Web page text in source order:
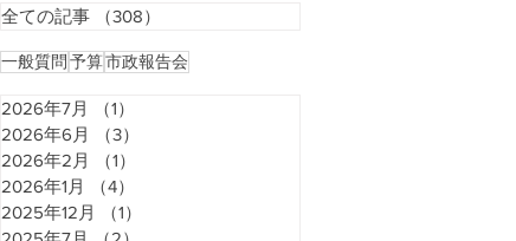
全ての記事 （308）
一般質問 予算市政報告会
2026年7月 （1）
2026年6月
（3）
2026年2月
（1）
2026年1月
（4）
2025年12月
（1）